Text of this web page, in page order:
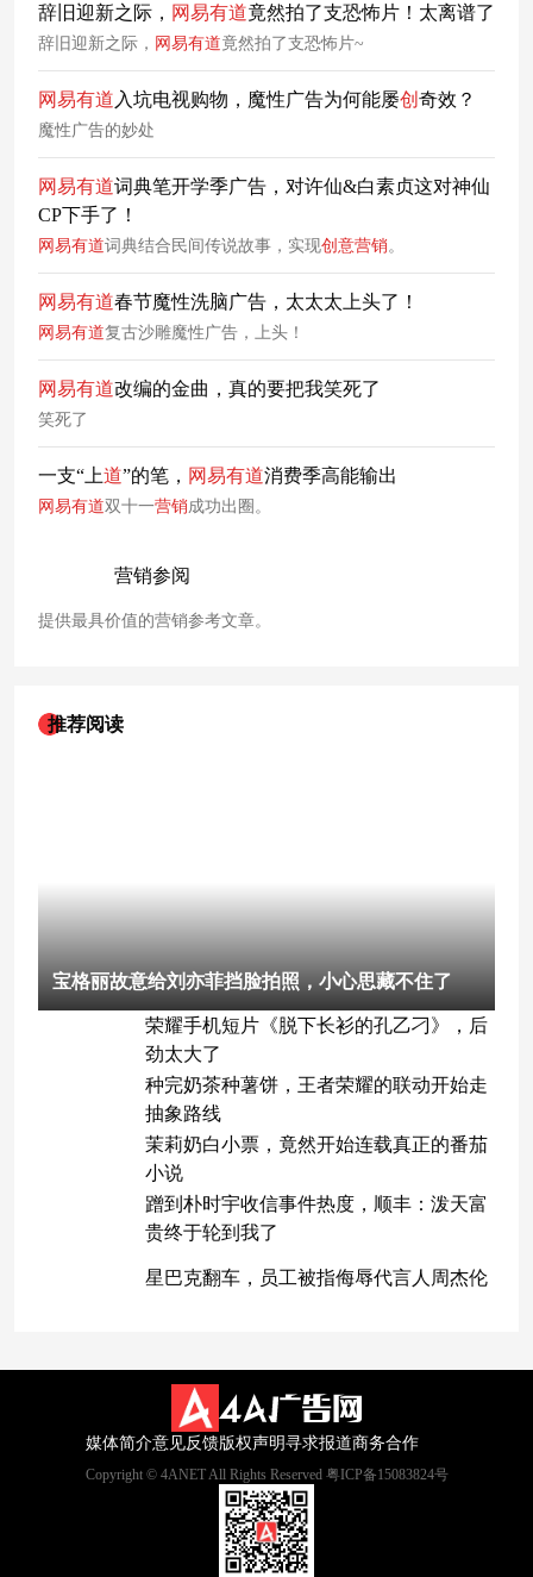
辞旧迎新之际， 网易有道竟然拍了支恐怖片！太离谱了
辞旧迎新之际， 网易有道竟然拍了支恐怖片~
网易有道 入坑电视购物，魔性广告为何能屡创 奇效？
魔性广告的妙处
网易有道词典笔开学季广告，对许仙&白素贞这对神仙
CP下手了！
网易有道词典结合民间传说故事，实现创意营销 。
网易有道春节魔性洗脑广告，太太太上头了！
网易有道复古沙雕魔性广告，上头！
网易有道改编的金曲，真的要把我笑死了
笑死了
一支“上道”的笔， 网易有道消费季高能输出
网易有道双十一营销成功出圈。
营销参阅
提供最具价值的营销参考文章。
推荐阅读
宝格丽故意给刘亦菲挡脸拍照，小心思藏不住了
荣耀手机短片《脱下长衫的孔乙刁》，后
劲太大了
种完奶茶种薯饼，王者荣耀的联动开始走
抽象路线
茉莉奶白小票，竟然开始连载真正的番茄
小说
蹭到朴时宇收信事件热度，顺丰：泼天富
贵终于轮到我了
星巴克翻车，员工被指侮辱代言人周杰伦
媒体简介意见反馈版权声明寻求报道商务合作
Copyright © 4ANET All Rights Reserved 粤ICP备15083824号